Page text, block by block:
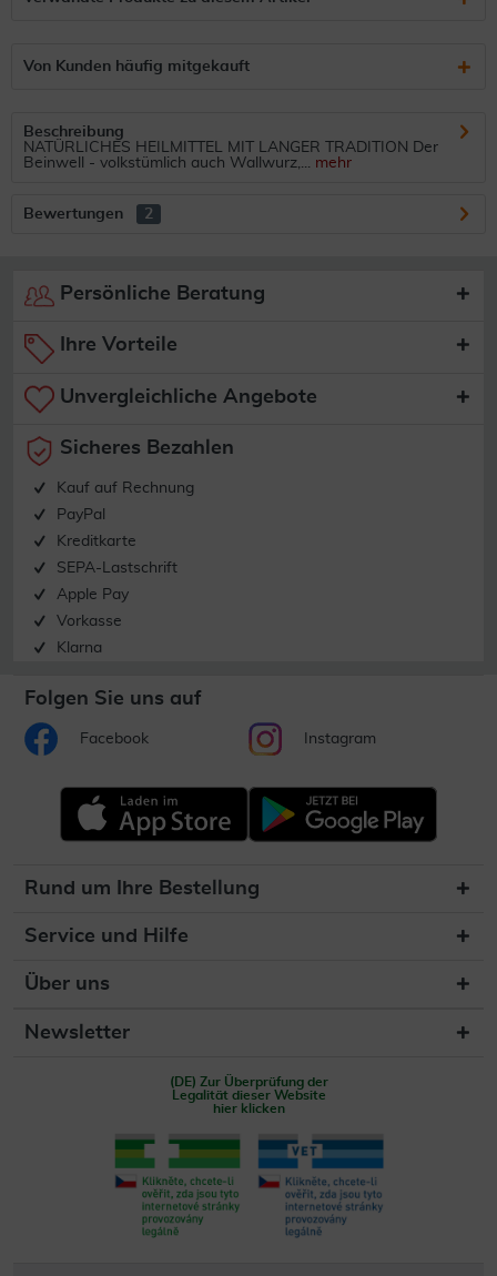
Von Kunden häufig mitgekauft
Beschreibung
NATÜRLICHES HEILMITTEL MIT LANGER TRADITION Der
Beinwell - volkstümlich auch Wallwurz,... mehr
Bewertungen 2
Persönliche Beratung
Ihre Vorteile
Unvergleichliche Angebote
Sicheres Bezahlen
Kauf auf Rechnung
PayPal
Kreditkarte
SEPA-Lastschrift
Apple Pay
Vorkasse
Klarna
Folgen Sie uns auf
Facebook Instagram
Rund um Ihre Bestellung
Service und Hilfe
Über uns
Newsletter
(DE) Zur Überprüfung der
Legalität dieser Website
hier klicken